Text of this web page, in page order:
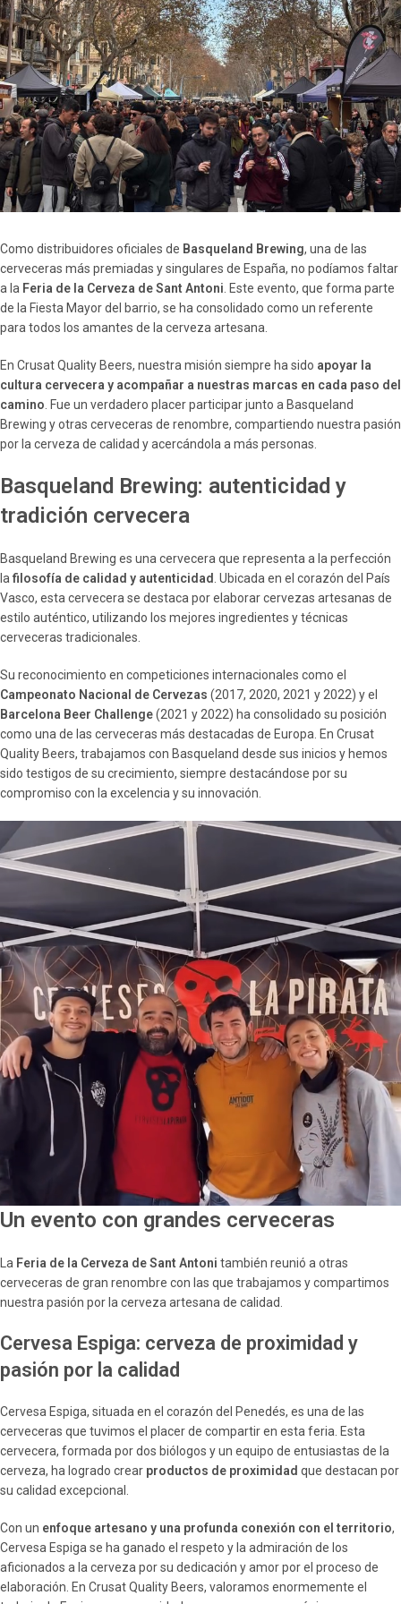
Como distribuidores oficiales de Basqueland Brewing, una de las
cerveceras más premiadas y singulares de España, no podíamos faltar
a la Feria de la Cerveza de Sant Antoni. Este evento, que forma parte
de la Fiesta Mayor del barrio, se ha consolidado como un referente
para todos los amantes de la cerveza artesana.
En Crusat Quality Beers, nuestra misión siempre ha sido apoyar la
cultura cervecera y acompañar a nuestras marcas en cada paso del
camino. Fue un verdadero placer participar junto a Basqueland
Brewing y otras cerveceras de renombre, compartiendo nuestra pasión
por la cerveza de calidad y acercándola a más personas.
Basqueland Brewing: autenticidad y
tradición cervecera
Basqueland Brewing es una cervecera que representa a la perfección
lafilosofía de calidad y autenticidad . Ubicada en el corazón del País
Vasco, esta cervecera se destaca por elaborar cervezas artesanas de
estilo auténtico, utilizando los mejores ingredientes y técnicas
cerveceras tradicionales.
Su reconocimiento en competiciones internacionales como el
Campeonato Nacional de Cervezas (2017, 2020, 2021 y 2022) y el
Barcelona Beer Challenge(2021 y 2022) ha consolidado su posición
como una de las cerveceras más destacadas de Europa. En Crusat
Quality Beers, trabajamos con Basqueland desde sus inicios y hemos
sido testigos de su crecimiento, siempre destacándose por su
compromiso con la excelencia y su innovación.
Un evento con grandes cerveceras
La Feria de la Cerveza de Sant Antoni también reunió a otras
cerveceras de gran renombre con las que trabajamos y compartimos
nuestra pasión por la cerveza artesana de calidad.
Cervesa Espiga: cerveza de proximidad y
pasión por la calidad
Cervesa Espiga, situada en el corazón del Penedés, es una de las
cerveceras que tuvimos el placer de compartir en esta feria. Esta
cervecera, formada por dos biólogos y un equipo de entusiastas de la
cerveza, ha logrado crear productos de proximidad que destacan por
su calidad excepcional.
Con un enfoque artesano y una profunda conexión con el territorio,
Cervesa Espiga se ha ganado el respeto y la admiración de los
aficionados a la cerveza por su dedicación y amor por el proceso de
elaboración. En Crusat Quality Beers, valoramos enormemente el